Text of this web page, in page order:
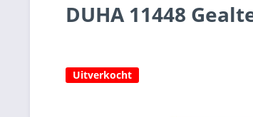
DUHA 11448
Uitverkocht